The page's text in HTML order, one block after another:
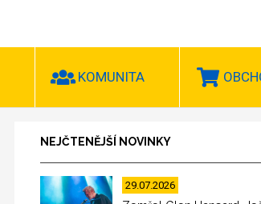
KOMUNITA
NEJČTENĚJŠÍ NOVINKY
29.07.2026